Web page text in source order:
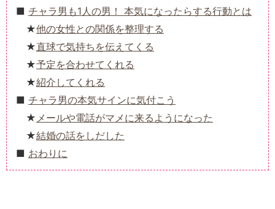
チャラ男も1人の男！ 本気になったらする行動とは
他の女性との関係を整理する
直球で気持ちを伝えてくる
予定を合わせてくれる
紹介してくれる
チャラ男の本気サインに気付こう
メールや電話がマメに来るようになった
結婚の話をしだした
おわりに